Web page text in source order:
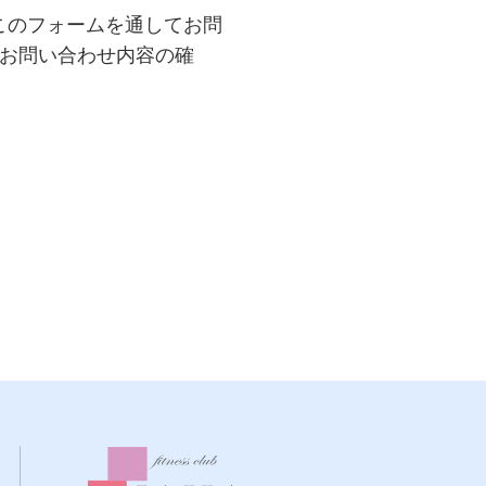
フォームを通してお問
問い合わせ内容の確